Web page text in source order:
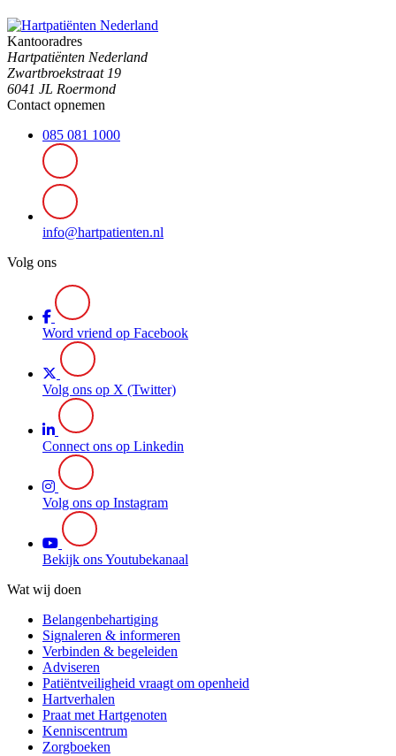
Kantooradres
Hartpatiënten Nederland
Zwartbroekstraat 19
6041 JL Roermond
Contact opnemen
085 081 1000
info@hartpatienten.nl
Volg ons
Word vriend op Facebook
Volg ons op X (Twitter)
Connect ons op Linkedin
Volg ons op Instagram
Bekijk ons Youtubekanaal
Wat wij doen
Belangenbehartiging
Signaleren & informeren
Verbinden & begeleiden
Adviseren
Patiëntveiligheid vraagt om openheid
Hartverhalen
Praat met Hartgenoten
Kenniscentrum
Zorgboeken